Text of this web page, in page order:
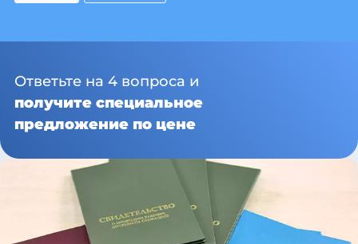
Ответьте на 4 вопроса и
получите специальное
предложение по цене